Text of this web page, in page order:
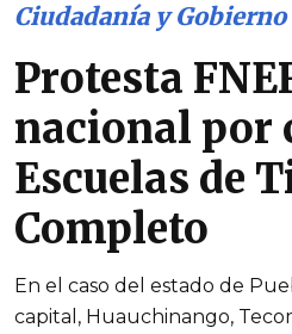
Ciudadanía y Gobierno
Protesta
nacional por
Escuelas de
Completo
En el caso del estado de
capital, Huauchinango,